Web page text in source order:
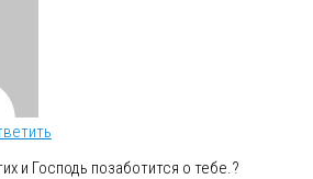
и Господь позаботится о тебе.?